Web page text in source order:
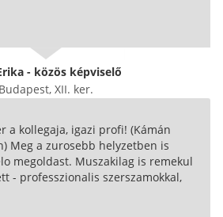
- közös képviselő
Budapest, XII. ker.
a kollegaja, igazi profi! (Kámán
Meg a zurosebb helyzetben is
megoldast. Muszakilag is remekul
- professzionalis szerszamokkal,